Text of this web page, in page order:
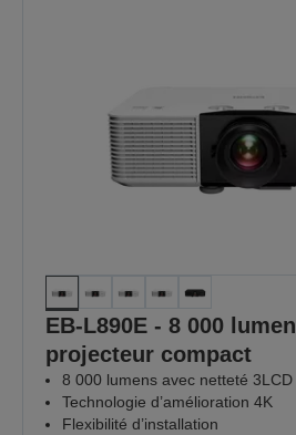
EB-L890E - 8 000
projecteur compact
8 000 lumens avec netteté
Technologie d’amélioration 4K
Flexibilité d’installation